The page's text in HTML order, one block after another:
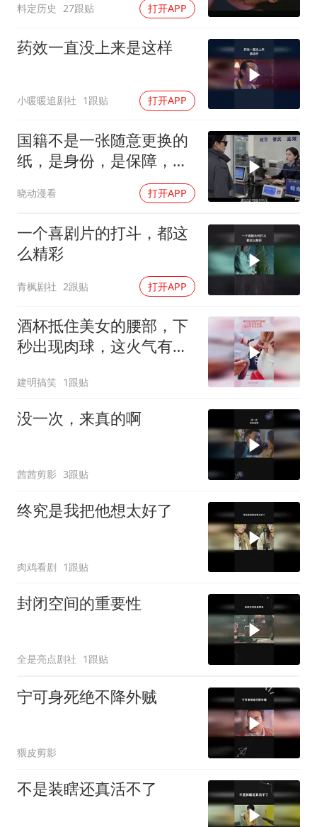
料定历史 27跟贴 打开APP
药效一直没上来是这样
小暖暖追剧社 1跟贴 打开APP
国籍不是一张随意更换的
纸，是身份，是保障，是
晓动漫看 打开APP
一个喜剧片的打斗，都这
么精彩
青枫剧社 2跟贴 打开APP
酒杯抵住美女的腰部，下
秒出现肉球，这火气有点
建明搞笑 1跟贴
没一次，来真的啊
茜茜剪影 3跟贴
终究是我把他想太好了
肉鸡看剧 1跟贴
封闭空间的重要性
全是亮点剧社 1跟贴
宁可身死绝不降外贼
猥皮剪影
不是装瞎还真活不了